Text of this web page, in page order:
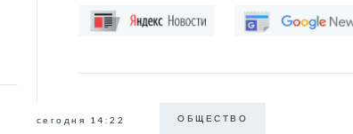
сегодня 14:22 ОБЩЕСТВО